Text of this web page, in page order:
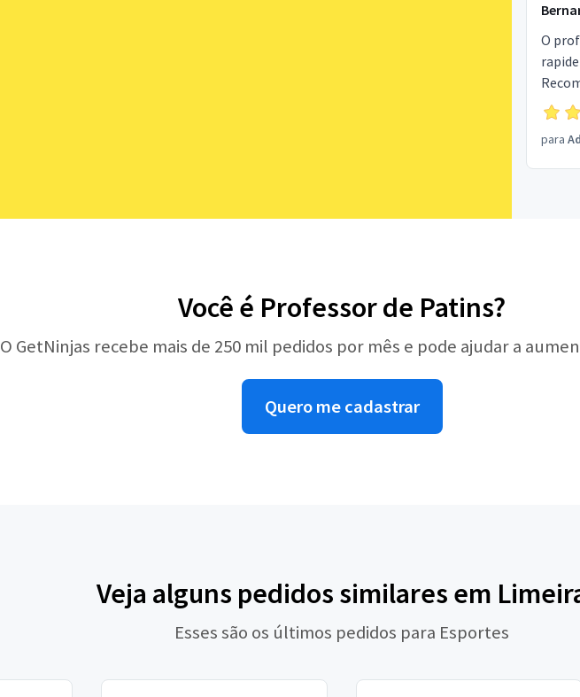
O
para
Você é Professor de Patins?
O GetNinjas recebe mais de 250 mil pedidos por mês e pode ajudar a
Quero me cadastrar
Veja alguns pedidos similares em
Esses são os últimos pedidos para Esportes